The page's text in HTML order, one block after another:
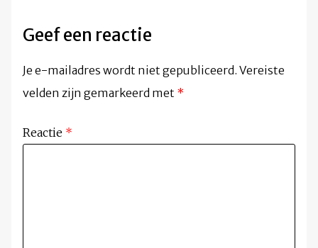
Geef een reactie
Je e-mailadres wordt niet gepubliceerd. Vereiste
velden zijn gemarkeerd met *
Reactie *